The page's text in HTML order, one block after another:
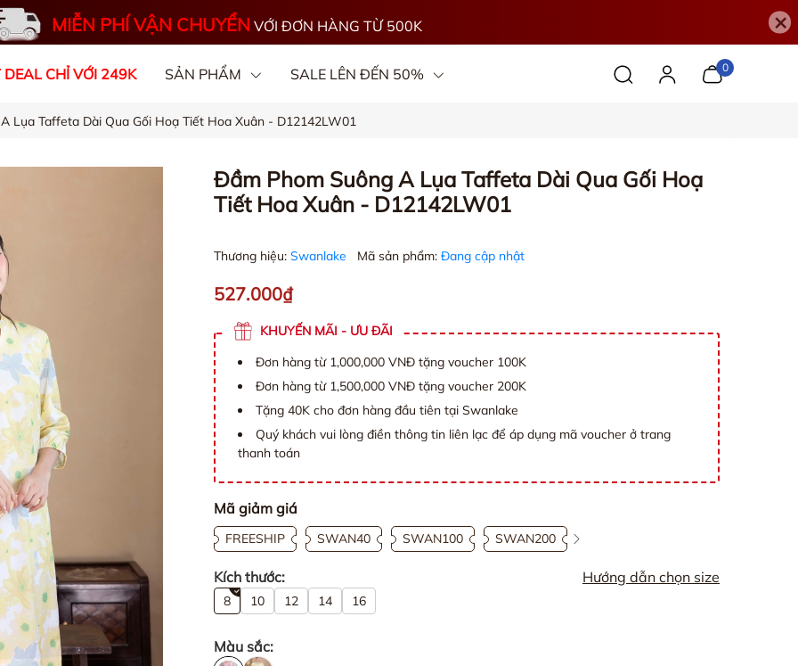
MIỄN PHÍ VẬN CHUYỂN VỚI ĐƠN HÀNG TỪ 500K ×
DEAL CHỈ VỚI 249K SẢN PHẨM SALE LÊN ĐẾN 50%
CHẤT VẢI
0
Lụa Taffeta Dài Qua Gối Hoạ Tiết Hoa Xuân - D12142LW01
Đầm Phom Suông A Lụa Taffeta Dài Qua Gối Hoạ
Tiết Hoa Xuân - D12142LW01
Thương hiệu: Swanlake Mã sản phẩm: Đang cập nhật
527.000₫
KHUYẾN MÃI - ƯU ĐÃI
Đơn hàng từ 1,000,000 VNĐ tặng voucher 100K
Đơn hàng từ 1,500,000 VNĐ tặng voucher 200K
Tặng 40K cho đơn hàng đầu tiên tại Swanlake
Quý khách vui lòng điền thông tin liên lạc để áp dụng mã voucher ở trang
thanh toán
Mã giảm giá
FREESHIP SWAN40 SWAN100 SWAN200
Kích thước: Hướng dẫn chọn size
8 10 12 14 16
Màu sắc: